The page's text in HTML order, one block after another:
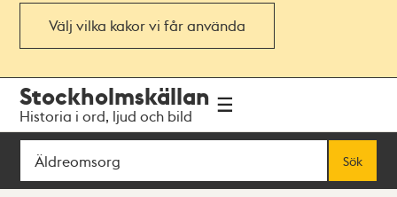
Välj vilka kakor vi får använda
navigationen
huvudinnehållet
Stockholmskällan
Historia i ord, ljud och bild
Sök
Sök